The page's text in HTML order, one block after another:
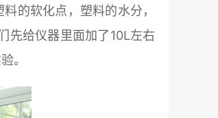
的软化点，塑料的水分，
先给仪器里面加了10L左右
。